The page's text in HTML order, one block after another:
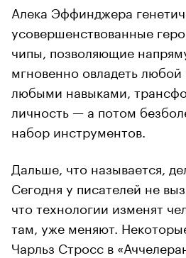
Алека Эффинджера
усовершенствованные
чипы, позволяющие
мгновенно овладеть любой
любыми навыками,
личность — а потом
набор инструментов.
Дальше, что называется,
Сегодня у писателей не
что технологии изменят
там, уже меняют.
Чарльз Стросс в